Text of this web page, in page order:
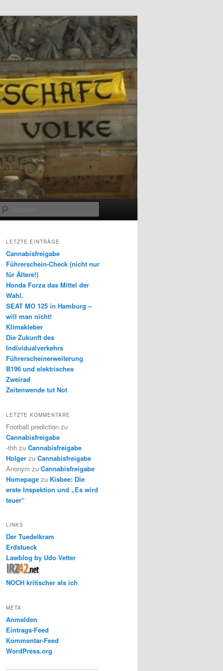
LETZTE EINTRÄGE
Cannabisfreigabe
Führerschein-Check (nicht nur
für Ältere!)
Honda Forza das Mittel der
Wahl.
SEAT MO 125 in Hamburg –
will man nicht!
Klimakleber
Die Zukunft des
Individualverkehrs
Führerscheinerweiterung
B196 und elektrisches
Zweirad
Zeitenwende tut Not
LETZTE KOMMENTARE
Football prediction zu
Cannabisfreigabe
-thh zu Cannabisfreigabe
Holger zu Cannabisfreigabe
Anonym zu Cannabisfreigabe
Homepage zu Kisbee: Die
erste Inspektion und „Es wird
teuer“
LINKS
Der Tuedelkram
Erdstueck
Lawblog by Udo Vetter
NOCH kritischer als ich
META
Anmelden
Eintrags-Feed
Kommentar-Feed
WordPress.org